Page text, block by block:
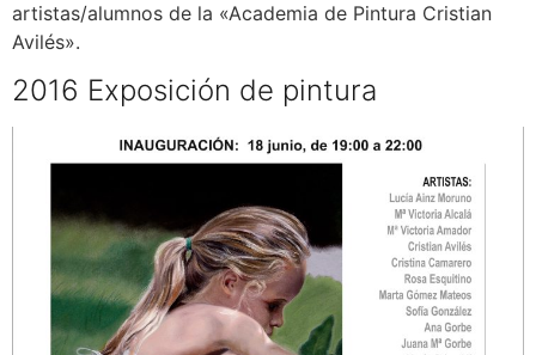
artistas/alumnos de la «Academia de Pintura Cristian
Avilés».
2016 Exposición de pintura